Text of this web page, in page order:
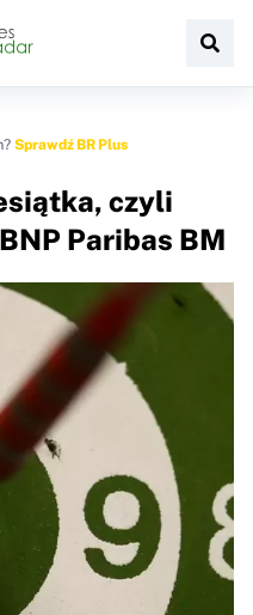
Sprawdź BR Plus
czyli
Paribas BM